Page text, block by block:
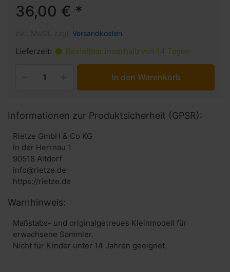
36,00 € *
Versandkosten
Lieferzeit: Bestellbar innerhalb von 14 Tagen
In den Warenkorb
Informationen zur Produktsicherheit (GPSR):
Rietze GmbH & Co KG
In der Herrnau 1
90518 Altdorf
info@rietze.de
https://rietze.de
Warnhinweis:
Maßstabs- und originalgetreues Kleinmodell für
erwachsene Sammler.
Nicht für Kinder unter 14 Jahren geeignet.